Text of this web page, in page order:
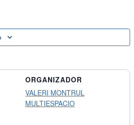
ORGANIZADOR
VALERI MONTRUL
MULTIESPACIO